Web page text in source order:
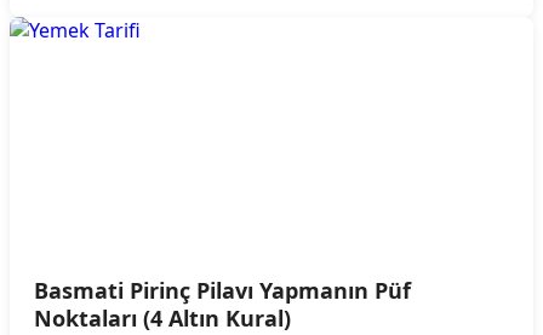
Basmati Pirinç Pilavı Yapmanın Püf
Noktaları (4 Altın Kural)